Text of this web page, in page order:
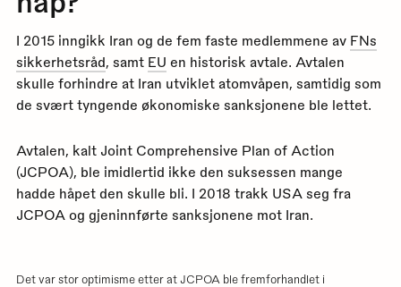
I 2015 inngikk Iran og de fem faste medlemmene av FNs
sikkerhetsråd, samt EU en historisk avtale. Avtalen
skulle forhindre at Iran utviklet atomvåpen, samtidig som
de svært tyngende økonomiske sanksjonene ble lettet.
Avtalen, kalt Joint Comprehensive Plan of Action
(JCPOA), ble imidlertid ikke den suksessen mange
hadde håpet den skulle bli. I 2018 trakk USA seg fra
JCPOA og gjeninnførte sanksjonene mot Iran.
Det var stor optimisme etter at JCPOA ble fremforhandlet i